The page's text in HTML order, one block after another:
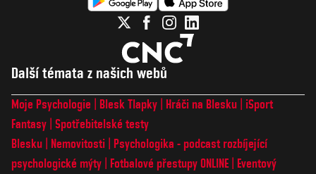
Další témata z našich webů
Moje Psychologie Blesk Tlapky Hráči na Blesku
iSport
Fantasy Spotřebitelské testy
Blesku
Nemovitosti
Psychologika - podcast rozbíjející
psychologické mýty
Fotbalové přestupy ONLINE
Eventový